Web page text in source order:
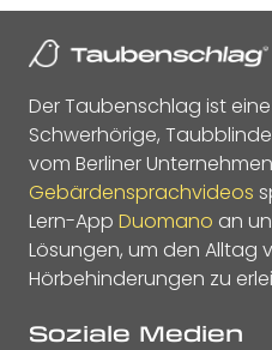
Der Taubenschlag ist
Schwerhörige,
vom Berliner Unternehmen
Gebärdensprachvideos
Lern-App Duomano an
Lösungen, um den Alltag
Hörbehinderungen zu
Soziale Medien